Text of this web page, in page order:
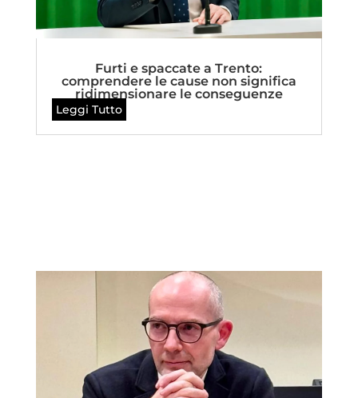
Furti e spaccate a Trento:
comprendere le cause non significa
ridimensionare le conseguenze
Leggi Tutto